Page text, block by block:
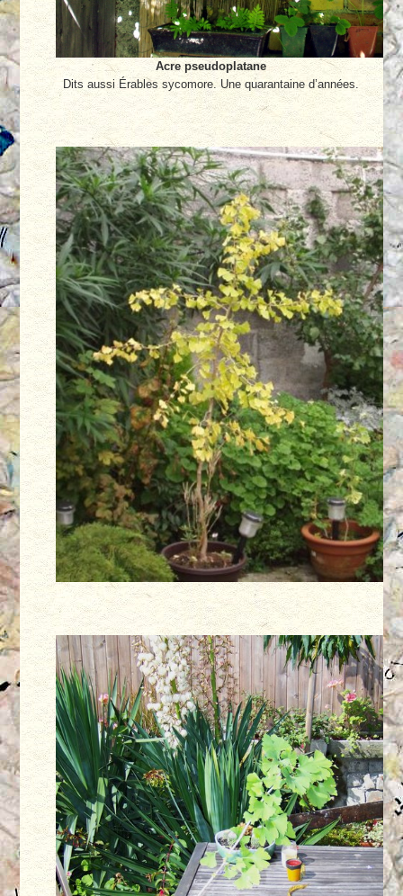
Acre pseudoplatane
Dits aussi Érables sycomore. Une quarantaine d’années.